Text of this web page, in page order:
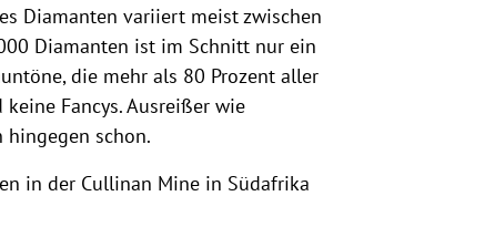
Diamanten variiert meist zwischen
Diamanten ist im Schnitt nur ein
die mehr als 80 Prozent aller
Fancys. Ausreißer wie
hingegen schon.
in der Cullinan Mine in Südafrika